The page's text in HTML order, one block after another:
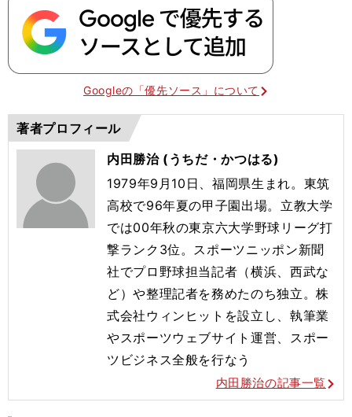
Googleの「優先ソース」について
著者プロフィール
内田勝治 (うちだ・かつはる)
1979年9月10日、福岡県生まれ。東筑
高校で96年夏の甲子園出場。立教大学
では00年秋の東京六大学野球リーグ打
撃ランク3位。スポーツニッポン新聞
社でプロ野球担当記者（横浜、西武な
ど）や整理記者を務めたのち独立。株
式会社ウィンヒットを設立し、執筆業
やスポーツウェブサイト運営、スポー
ツビジネス全般を行なう
内田勝治の記事一覧